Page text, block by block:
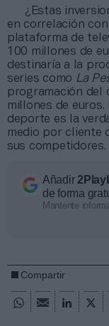
¿Estas
en correlación
plataforma de
100 millones de
destinaría a la
series como La
programación del
millones de euros.
deporte es la
medio por cliente
sus competidores.
Añadir
de forma
Mantente
Compartir